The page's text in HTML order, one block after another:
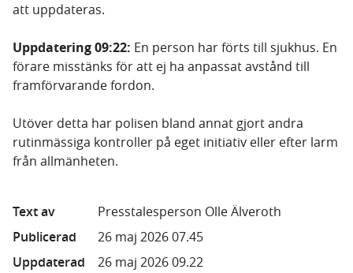
att uppdateras.
Uppdatering 09:22: En person har förts till sjukhus. En
förare misstänks för att ej ha anpassat avstånd till
framförvarande fordon.
Utöver detta har polisen bland annat gjort andra
rutinmässiga kontroller på eget initiativ eller efter larm
från allmänheten.
Text av
Presstalesperson Olle Älveroth
Publicerad
26 maj 2026 07.45
Uppdaterad
26 maj 2026 09.22